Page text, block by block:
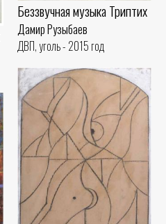
Беззвучная музыка Триптих
Дамир Рузыбаев
ДВП, уголь - 2015 год